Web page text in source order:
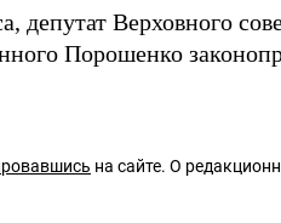
депутат Верховного
Порошенко
на сайте. О